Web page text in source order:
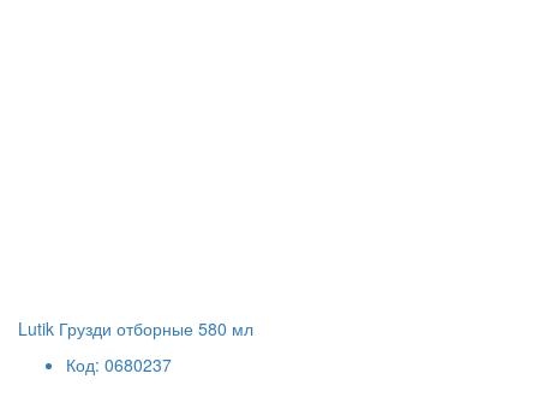
Lutik Грузди отборные 580 мл
Код: 0680237